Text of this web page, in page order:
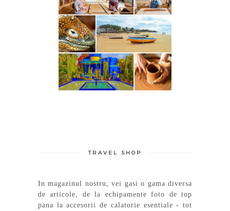
TRAVEL SHOP
In magazinul nostru, vei gasi o gama diversa
de articole, de la echipamente foto de top
pana la accesorii de calatorie esentiale - tot